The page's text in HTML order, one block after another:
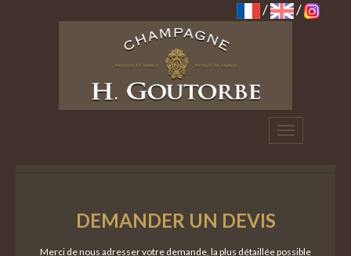
/ /
Toggle
navigation
Demander un Devis
Merci de nous adresser votre demande, la plus détaillée possible